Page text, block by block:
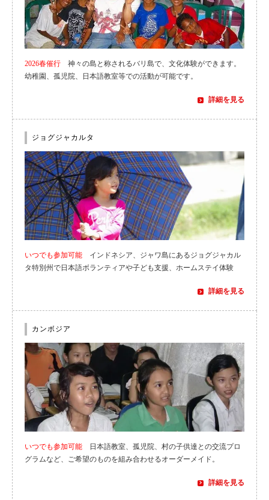
2026春催行 神々の島と称されるバリ島で、文化体験ができます。
幼稚園、孤児院、日本語教室等での活動が可能です。
詳細を見る
ジョグジャカルタ
いつでも参加可能 インドネシア、ジャワ島にあるジョグジャカル
タ特別州で日本語ボランティアや子ども支援、ホームステイ体験
詳細を見る
カンボジア
いつでも参加可能 日本語教室、孤児院、村の子供達との交流プロ
グラムなど、ご希望のものを組み合わせるオーダーメイド。
詳細を見る